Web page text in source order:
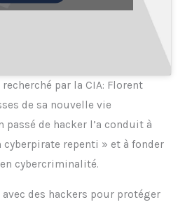
par la CIA: Florent
de sa nouvelle vie
de hacker l’a conduit à
cyberpirate repenti » et à fonder
cybercriminalité.
des hackers pour protéger